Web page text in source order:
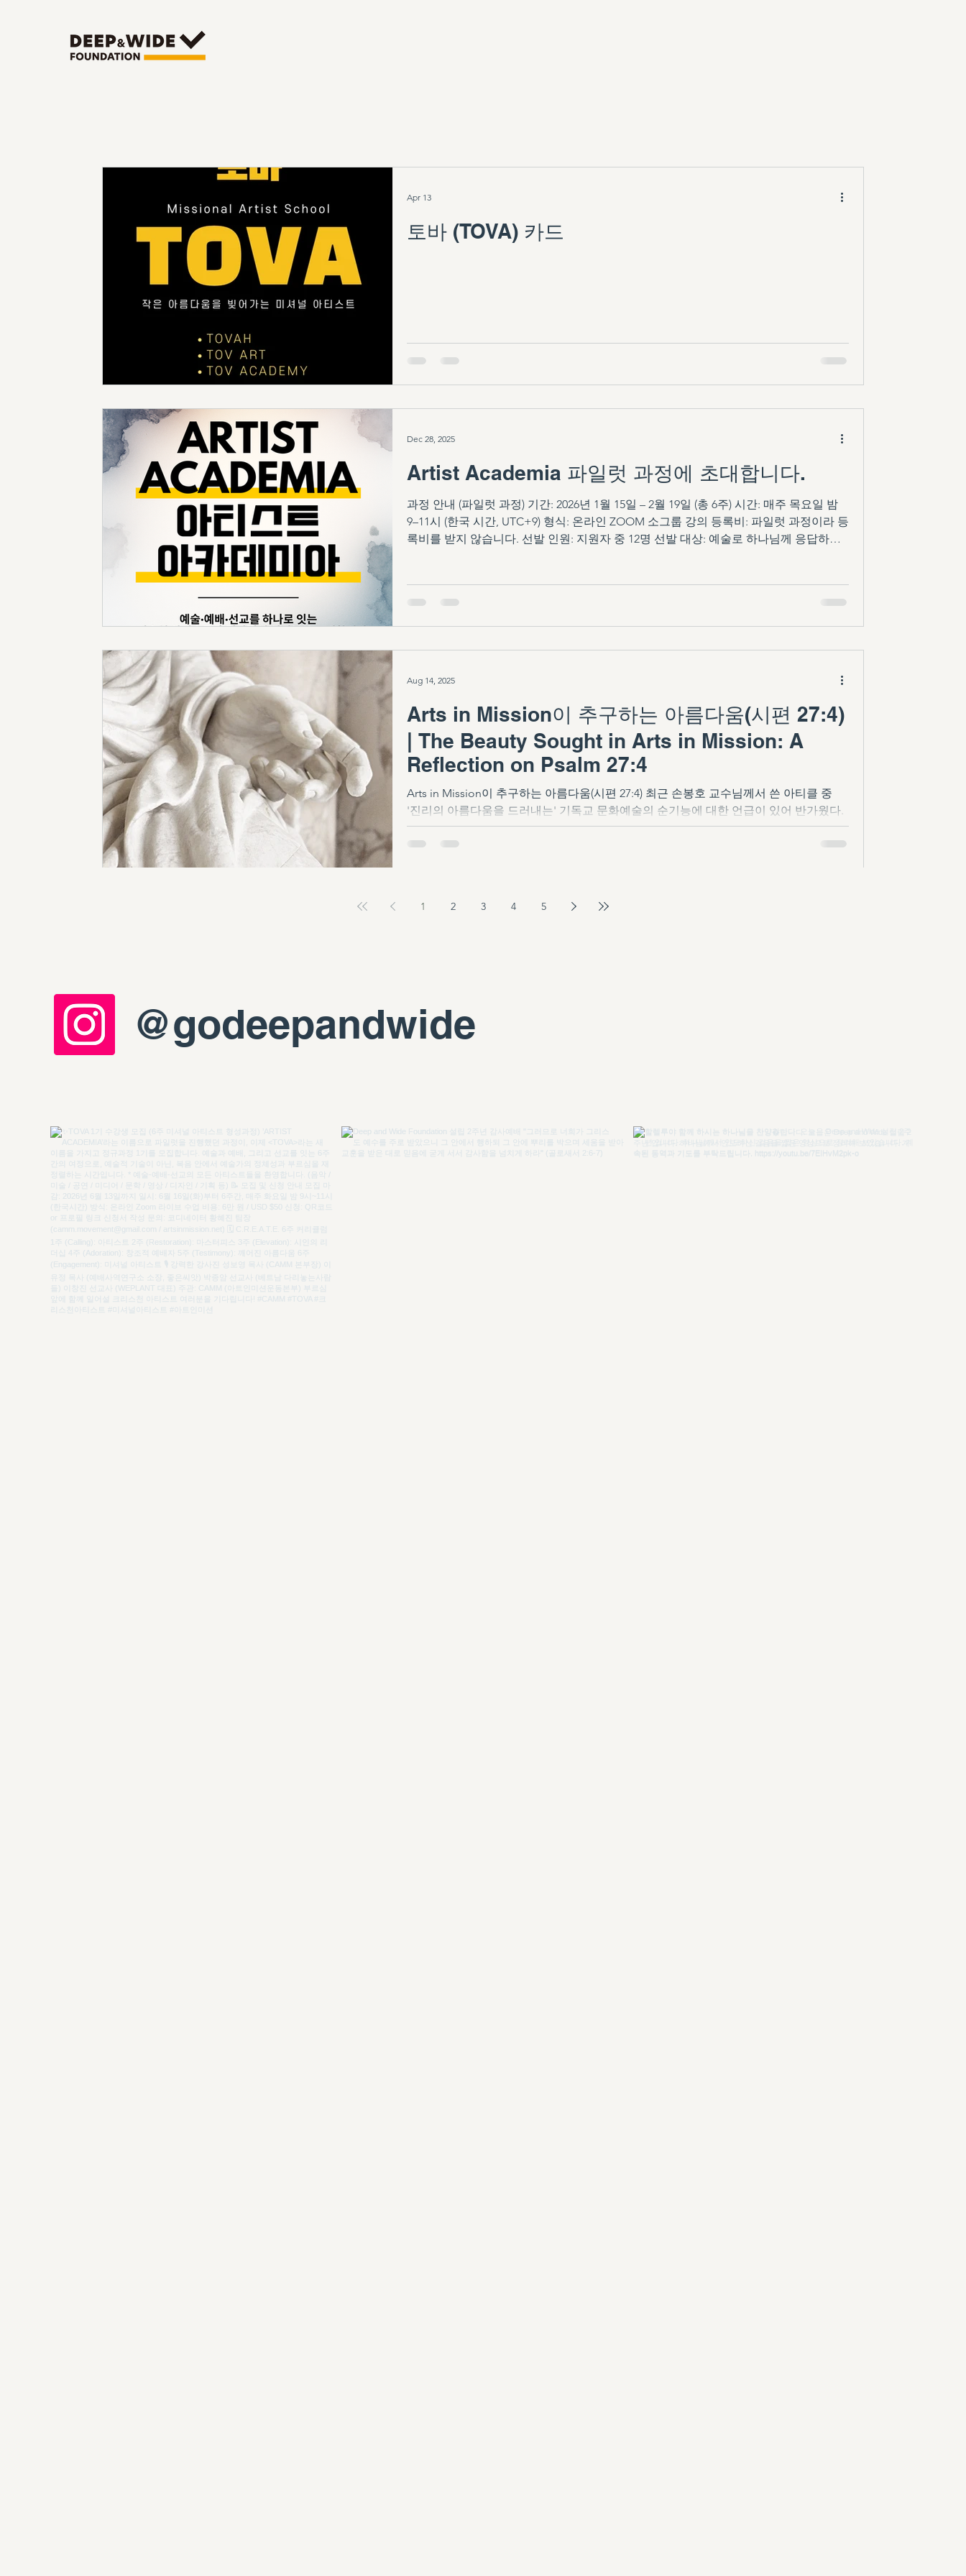
토바 (TOVA) 카드
Apr 13
Artist Academia 파일럿 과정에 초대합니다.
과정 안내 (파일럿 과정) 기간: 2026년 1월 15일 – 2월 19일 (총 6주) 시간: 매주 목요일 밤
9–11시 (한국 시간, UTC+9) 형식: 온라인 ZOOM 소그룹 강의 등록비: 파일럿 과정이라 등
록비를 받지 않습니다. 선발 인원: 지원자 중 12명 선발 대상: 예술로 하나님께 응답하고
워 가며 네트워크와 운동을 이어오고 있는 CAMM은 2025년 3월 닛코에서 열린 아트인미
션 서밋 이후 CAMM(Center for Arts in Mission Movement)이 시작되고, 우리가 나아가
Dec 28, 2025
Arts in Mission이 추구하는 아름다움(시편 27:4)
| The Beauty Sought in Arts in Mission: A
Reflection on Psalm 27:4
Arts in Mission이 추구하는 아름다움(시편 27:4) 최근 손봉호 교수님께서 쓴 아티클 중
'진리의 아름다움을 드러내는' 기독교 문화예술의 순기능에 대한 언급이 있어 반가웠다.
진리를 영광스럽게 하는 아름다움에 대한 고찰이었다. ...
Aug 14, 2025
1 2 3 4 5
@godeepandwide